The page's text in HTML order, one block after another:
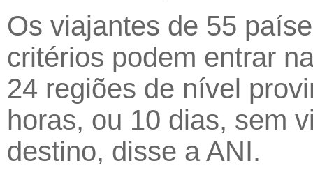
Os viajantes de 55
critérios podem entrar
24 regiões de nível
horas, ou 10 dias, sem
destino, disse a ANI.